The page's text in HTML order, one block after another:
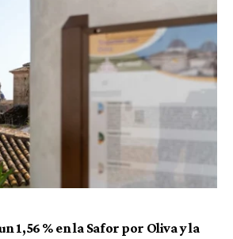
1,56 % en la Safor por Oliva y la